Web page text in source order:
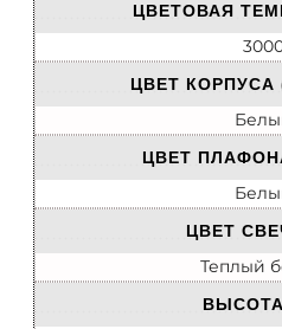
ЦВЕТОВАЯ
ЦВЕТ КОРПУСА
ЦВЕТ
ЦВЕТ
Теплый